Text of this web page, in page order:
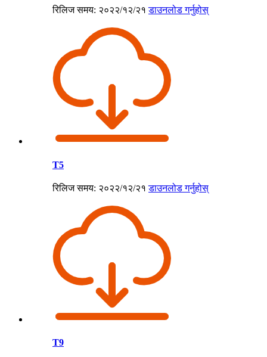
रिलिज समय: २०२२/१२/२१ डाउनलोड गर्नुहोस्
T5
रिलिज समय: २०२२/१२/२१ डाउनलोड गर्नुहोस्
T9